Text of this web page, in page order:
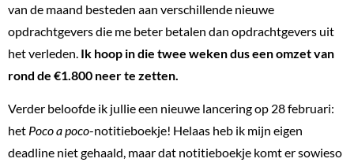
van de maand besteden aan verschillende nieuwe
opdrachtgevers die me beter betalen dan opdrachtgevers uit
het verleden. Ik hoop in die twee weken dus een omzet van
rond de €1.800 neer te zetten.
Verder beloofde ik jullie een nieuwe lancering op 28 februari:
het Poco a poco-notitieboekje! Helaas heb ik mijn eigen
deadline niet gehaald, maar dat notitieboekje komt er sowieso